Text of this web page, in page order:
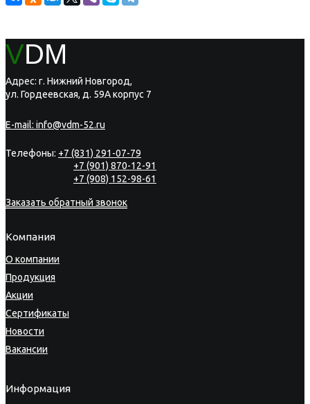
VDM
Адрес: г. Нижний Новгород,
ул. Гордеевская, д. 59А корпус 7
E-mail: info@vdm-52.ru
Телефоны: +7 (831) 291-07-79
+7 (901) 870-12-91
+7 (908) 152-98-61
Заказать обратный звонок
Компания
О компании
Продукция
Акции
Сертификаты
Новости
Вакансии
Информация